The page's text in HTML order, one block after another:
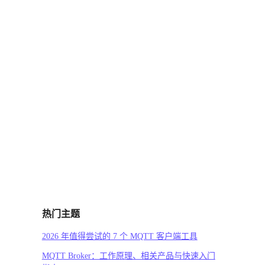
热门主题
2026 年值得尝试的 7 个 MQTT 客户端工具
MQTT Broker：工作原理、相关产品与快速入门